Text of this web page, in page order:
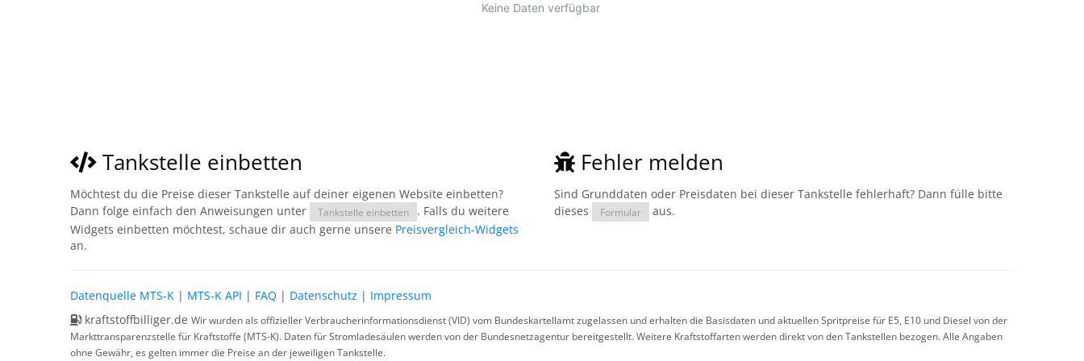
Tankstelle einbetten
Möchtest du die Preise dieser Tankstelle auf deiner eigenen Website einbetten?
Dann folge einfach den Anweisungen unter
Tankstelle einbetten
. Falls du weitere
Widgets einbetten möchtest, schaue dir auch gerne unsere Preisvergleich-Widgets
an.
Fehler melden
Sind Grunddaten oder Preisdaten bei dieser Tankstelle fehlerhaft? Dann fülle bitte
dieses
Formular aus.
Datenquelle MTS-K | MTS-K API | FAQ | Datenschutz | Impressum
kraftstoffbilliger.de Wir wurden als offizieller Verbraucherinformationsdienst (VID) vom Bundeskartellamt zugelassen und erhalten die Basisdaten und aktuellen Spritpreise für E5, E10 und Diesel von der
Markttransparenzstelle für Kraftstoffe (MTS-K). Daten für Stromladesäulen werden von der Bundesnetzagentur bereitgestellt. Weitere Kraftstoffarten werden direkt von den Tankstellen bezogen. Alle Angaben
ohne Gewähr, es gelten immer die Preise an der jeweiligen Tankstelle.